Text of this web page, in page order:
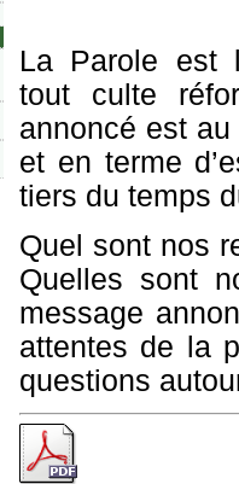
La Parole est
tout culte
annoncé est
et en terme
tiers du temps
Quel sont nos
Quelles sont
message
attentes de la
questions